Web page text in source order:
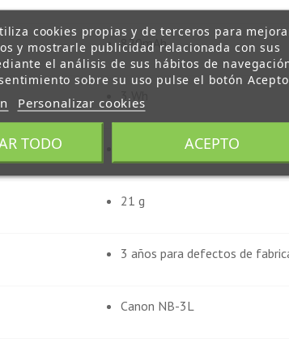
820mAh
3 Wh
44x31x9 mm
21 g
3 años para defectos de
Canon NB-3L
cookies propias y de terceros para
y mostrarle publicidad relacionada con sus
el análisis de sus hábitos de
sobre su uso pulse el botón
Personalizar cookies
TODO ACEPTO